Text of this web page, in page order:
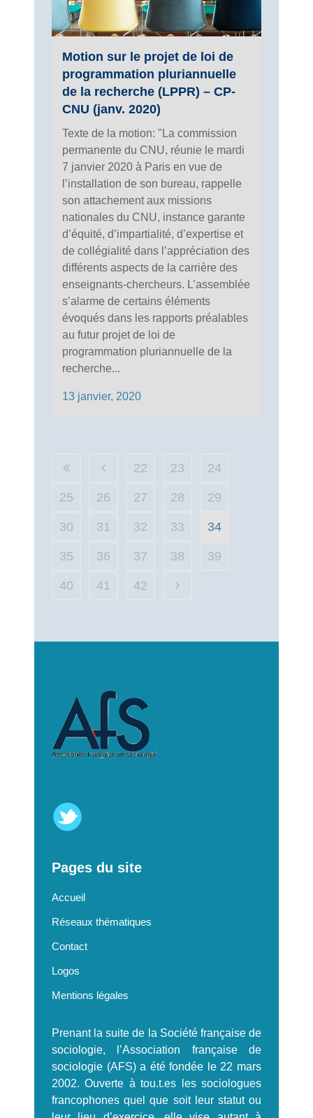
Motion sur le projet de loi de
programmation pluriannuelle
de la recherche (LPPR) – CP-
CNU (janv. 2020)
Texte de la motion: "La commission
permanente du CNU, réunie le mardi
7 janvier 2020 à Paris en vue de
l’installation de son bureau, rappelle
son attachement aux missions
nationales du CNU, instance garante
d’équité, d’impartialité, d’expertise et
de collégialité dans l’appréciation des
différents aspects de la carrière des
enseignants-chercheurs. L’assemblée
s’alarme de certains éléments
évoqués dans les rapports préalables
au futur projet de loi de
programmation pluriannuelle de la
recherche...
13 janvier, 2020
22 23 24
25 26 27 28 29
30 31 32 33 34
35 36 37 38 39
40 41 42
Pages du site
Accueil
Réseaux thématiques
Contact
Logos
Mentions légales
Prenant la suite de la Société française de
sociologie, l’Association française de
sociologie (AFS) a été fondée le 22 mars
2002. Ouverte à tou.t.es les sociologues
francophones quel que soit leur statut ou